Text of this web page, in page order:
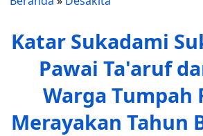
Katar Sukadami
Pawai Ta'aruf
Warga Tumpah
Merayakan Tahun